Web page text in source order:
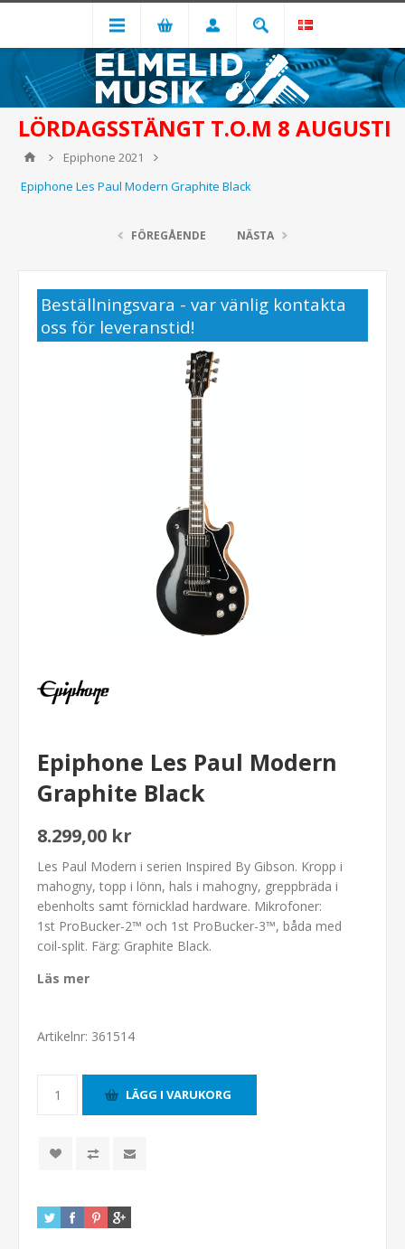
LÖRDAGSSTÄNGT T.O.M 8 AUGUSTI
Epiphone 2021
Epiphone Les Paul Modern Graphite Black
FÖREGÅENDE NÄSTA
Beställningsvara - var vänlig kontakta
oss för leveranstid!
Epiphone Les Paul Modern
Graphite Black
8.299,00 kr
Les Paul Modern i serien Inspired By Gibson. Kropp i
mahogny, topp i lönn, hals i mahogny, greppbräda i
ebenholts samt förnicklad hardware. Mikrofoner:
1st ProBucker-2™ och 1st ProBucker-3™, båda med
coil-split. Färg: Graphite Black.
Läs mer
Artikelnr: 361514